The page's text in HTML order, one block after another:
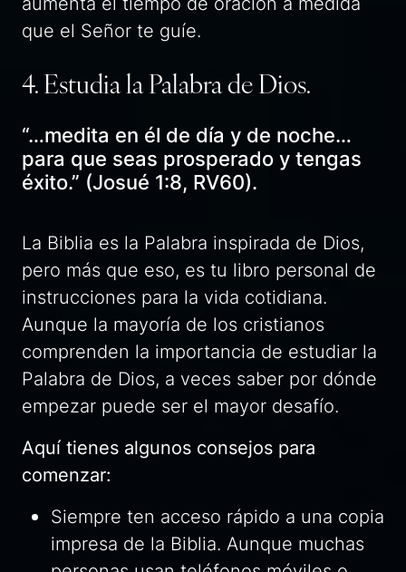
que el Señor te guíe.
4. Estudia la Palabra de Dios.
“…medita en él de día y de noche…
para que seas prosperado y tengas
éxito.” (Josué 1:8, RV60).
La Biblia es la Palabra inspirada de Dios,
pero más que eso, es tu libro personal de
instrucciones para la vida cotidiana.
Aunque la mayoría de los cristianos
comprenden la importancia de estudiar la
Palabra de Dios, a veces saber por dónde
empezar puede ser el mayor desafío.
Aquí tienes algunos consejos para
comenzar:
Siempre ten acceso rápido a una copia
impresa de la Biblia. Aunque muchas